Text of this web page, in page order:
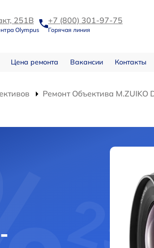
251В
Olympus
+7 (800) 301-97-75
Горячая линия
Цена ремонта Вакансии Контакты
Ремонт Объектива M.ZUIKO